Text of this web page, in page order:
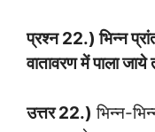
प्रश्न 22.) भिन्न
वातावरण में पाला जाये
उत्तर 22.) भिन्न-